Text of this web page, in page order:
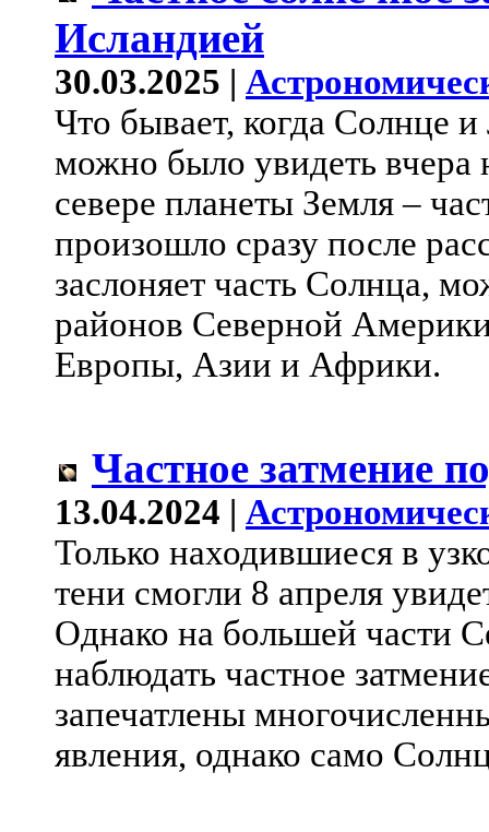
Исландией
30.03.2025 |
Что бывает, когда Солнце
можно было увидеть вчера
севере планеты Земля –
произошло сразу после
заслоняет часть Солнца,
районов Северной
Европы, Азии и Африки.
Частное затмение
13.04.2024 |
Только находившиеся в
тени смогли 8 апреля
Однако на большей части
наблюдать частное
запечатлены
явления, однако само